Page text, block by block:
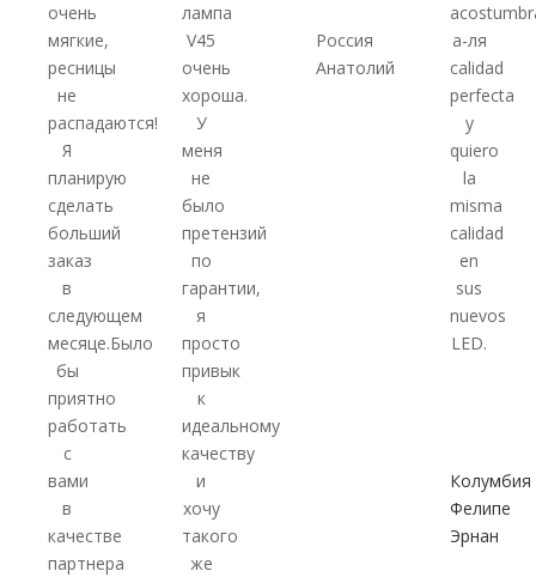
очень
мягкие,
ресницы
не
распадаются!
Я
планирую
сделать
больший
заказ
в
следующем
месяце.Было
бы
приятно
работать
с
вами
в
качестве
партнера
лампа
V45
очень
хороша.
У
меня
не
было
претензий
по
гарантии,
я
просто
привык
к
идеальному
качеству
и
хочу
такого
же
Россия
Анатолий
а-ля
calidad
perfecta
y
quiero
la
misma
calidad
en
sus
nuevos
LED.
Колумбия
Фелипе
Эрнан